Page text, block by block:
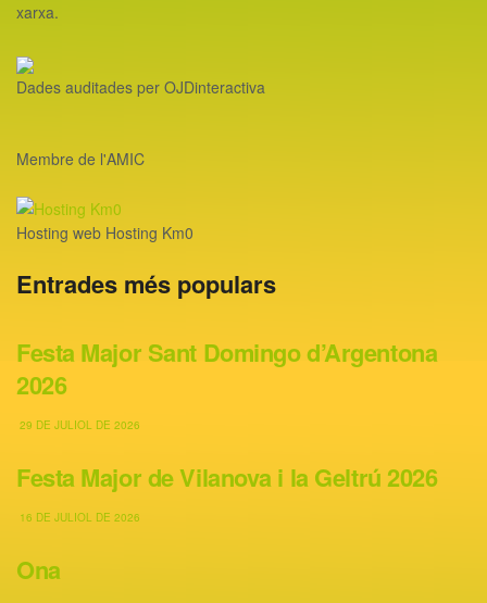
xarxa.
Dades auditades per OJDinteractiva
Membre de l'AMIC
Hosting web Hosting Km0
Entrades més populars
Festa Major Sant Domingo d’Argentona
2026
29 DE JULIOL DE 2026
Festa Major de Vilanova i la Geltrú 2026
16 DE JULIOL DE 2026
Ona